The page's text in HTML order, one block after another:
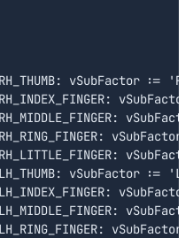
vSubFactor :=
vSubFactor
vSubFactor :=
vSubFactor